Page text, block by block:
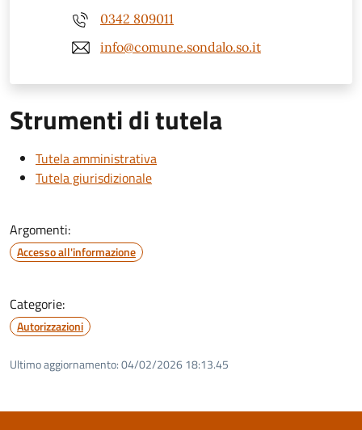
0342 809011
info@comune.sondalo.so.it
Strumenti di tutela
Tutela amministrativa
Tutela giurisdizionale
Argomenti:
Accesso all'informazione
Categorie:
Autorizzazioni
Ultimo aggiornamento:04/02/2026 18:13.45